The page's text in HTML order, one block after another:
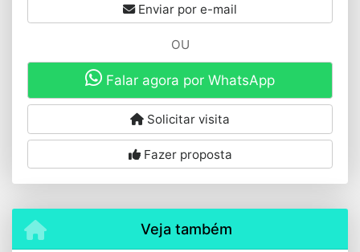
Enviar por e-mail
OU
Falar agora por WhatsApp
Solicitar visita
Fazer proposta
Veja também